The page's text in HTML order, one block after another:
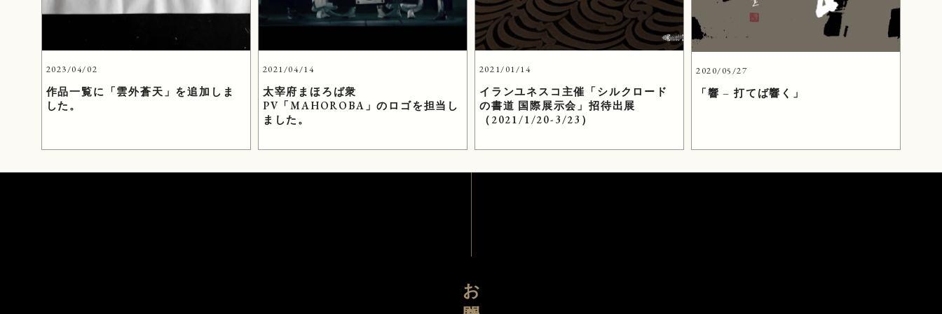
2023/04/02
作品一覧に「雲外蒼天」を追加しま
した。
2021/04/14
太宰府まほろば衆
PV「MAHOROBA」のロゴを担当し
ました。
2021/01/14
イランユネスコ主催「シルクロード
の書道 国際展示会」招待出展
（2021/1/20-3/23）
2020/05/27
「響 – 打てば響く」
お問合せ